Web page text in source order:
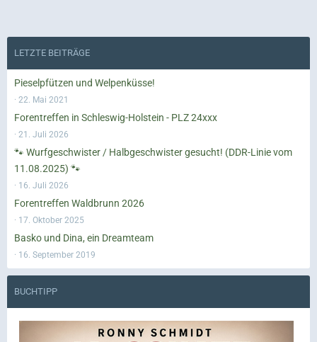
LETZTE BEITRÄGE
Pieselpfützen und Welpenküsse!
22. Mai 2021
Forentreffen in Schleswig-Holstein - PLZ 24xxx
21. Juli 2026
🐾 Wurfgeschwister / Halbgeschwister gesucht! (DDR-Linie vom
11.08.2025) 🐾
16. Juli 2026
Forentreffen Waldbrunn 2026
17. Oktober 2025
Basko und Dina, ein Dreamteam
16. September 2019
BUCHTIPP